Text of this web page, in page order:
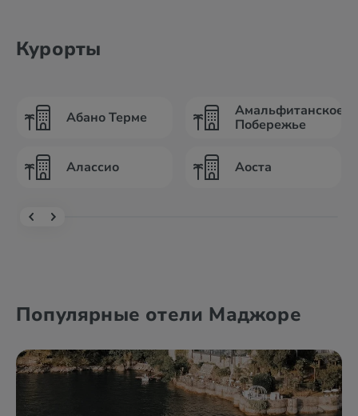
Курорты
Абано Терме
Алассио
Амальфитанское
Побережье
Аоста
Популярные отели Маджоре